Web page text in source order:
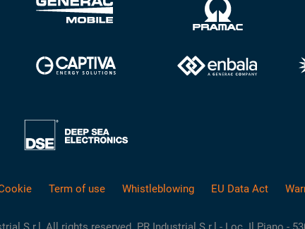
Term of use Whistleblowing EU Data Act